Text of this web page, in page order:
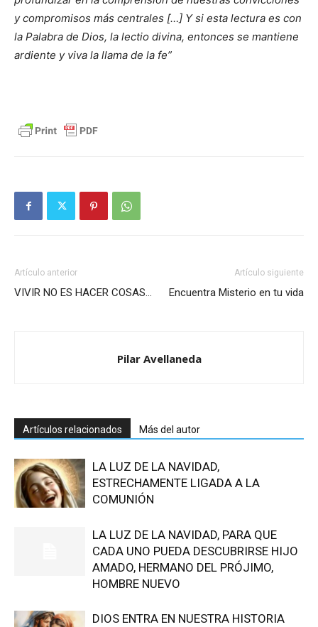
y compromisos más centrales […] Y si esta lectura es con
la Palabra de Dios, la lectio divina, entonces se mantiene
ardiente y viva la llama de la fe”
Artículo anterior
VIVIR NO ES HACER COSAS…
Artículo siguiente
Encuentra Misterio en tu vida
Pilar Avellaneda
Artículos relacionados Más del autor
LA LUZ DE LA NAVIDAD,
ESTRECHAMENTE LIGADA A LA
COMUNIÓN
LA LUZ DE LA NAVIDAD, PARA QUE
CADA UNO PUEDA DESCUBRIRSE HIJO
AMADO, HERMANO DEL PRÓJIMO,
HOMBRE NUEVO
DIOS ENTRA EN NUESTRA HISTORIA